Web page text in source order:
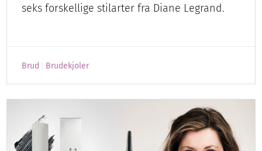
seks forskellige stilarter fra Diane Legrand.
Brud Brudekjoler